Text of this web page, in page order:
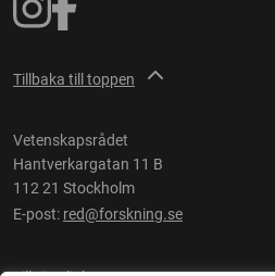
Tillbaka till toppen
Vetenskapsrådet
Hantverkargatan 11 B
112 21 Stockholm
E-post: red@forskning.se